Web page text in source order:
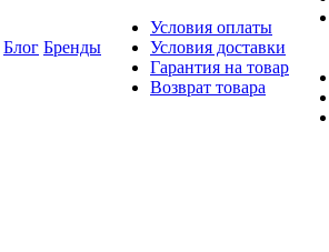
Блог Бренды
Условия оплаты
Условия доставки
Гарантия на товар
Возврат товара